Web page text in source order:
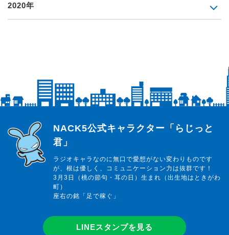
2020年
らじっと君
NACK5公式キャラクター「らじっと
君」
ラジオキャラなのに無口で愛想がない変わりものです
が、根は優しく、コミュニケーション力は抜群です！
3月3日（桃の節句・耳の日）生まれ（出生地はときがわ
町）
座右の銘「足で稼ぐ」
LINEスタンプを見る